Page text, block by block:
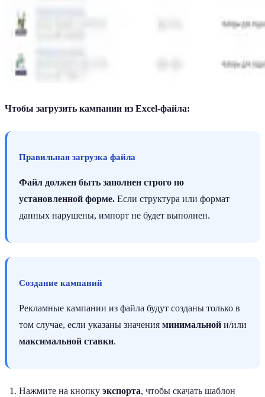
Чтобы загрузить кампании из Excel-файла:
Правильная загрузка файла
Файл должен быть заполнен строго по
установленной форме. Если структура или формат
данных нарушены, импорт не будет выполнен.
Создание кампаний
Рекламные кампании из файла будут созданы только в
том случае, если указаны значения минимальной и/или
максимальной ставки.
Нажмите на кнопку экспорта, чтобы скачать шаблон